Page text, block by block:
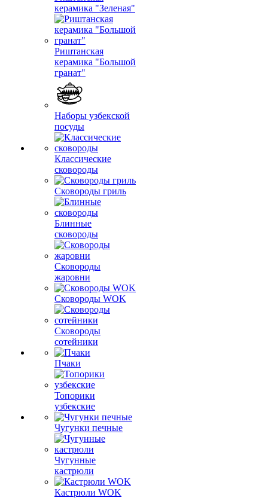
керамика "Зеленая"
Риштанская
керамика "Большой
гранат"
Наборы узбекской
посуды
Классические
сковороды
Сковороды гриль
Блинные
сковороды
Сковороды
жаровни
Сковороды WOK
Сковороды
сотейники
Пчаки
Топорики
узбекские
Чугунки печные
Чугунные
кастрюли
Кастрюли WOK